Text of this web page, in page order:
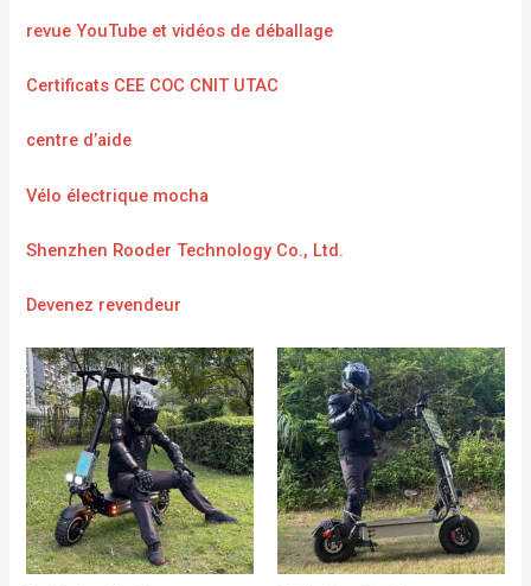
revue YouTube et vidéos de déballage
Certificats CEE COC CNIT UTAC
centre d’aide
Vélo électrique mocha
Shenzhen Rooder Technology Co., Ltd.
Devenez revendeur